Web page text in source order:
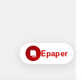
Epaper